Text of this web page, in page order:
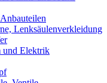
Lenksäulenverkleidung
und Elektrik